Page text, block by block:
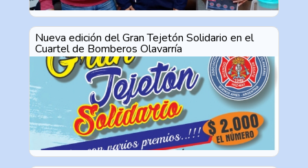
Nueva edición del Gran Tejetón Solidario en el
Cuartel de Bomberos Olavarría